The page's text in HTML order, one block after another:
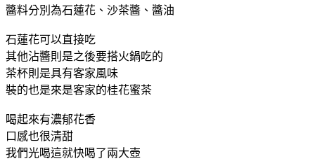
醬料分別為石蓮花、沙茶醬、醬油
石蓮花可以直接吃
其他沾醬則是之後要搭火鍋吃的
茶杯則是具有客家風味
裝的也是來是客家的桂花蜜茶
喝起來有濃郁花香
口感也很清甜
我們光喝這就快喝了兩大壺